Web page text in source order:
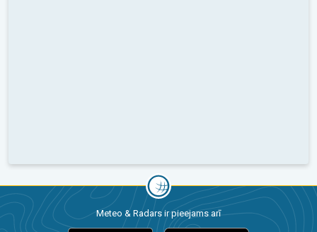
Meteo & Radars ir pieejams arī